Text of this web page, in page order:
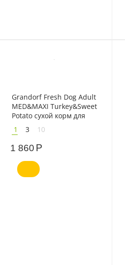
Grandorf Fresh Dog Adult
MED&MAXI Turkey&Sweet
Potato сухой корм для
собак средних и
крупных пород свежее
мясо индейки с бататом
1 3 10
1 860 Р